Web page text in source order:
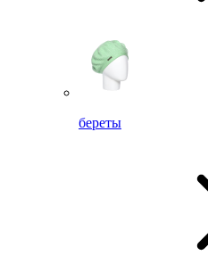
береты